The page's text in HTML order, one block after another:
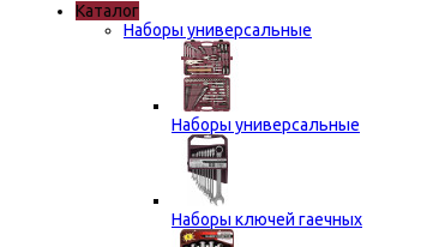
Каталог
Наборы универсальные
Наборы универсальные
Наборы ключей гаечных